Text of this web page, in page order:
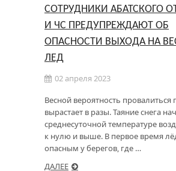
СОТРУДНИКИ АБАТСКОГО
И ЧС ПРЕДУПРЕЖДАЮТ ОБ
ОПАСНОСТИ ВЫХОДА НА
ЛЕД
02 апреля 2023
Весной вероятность провалиться
вырастает в разы. Таяние снега
среднесуточной температуре
к нулю и выше. В первое время
опасным у берегов, где …
ДАЛЕЕ